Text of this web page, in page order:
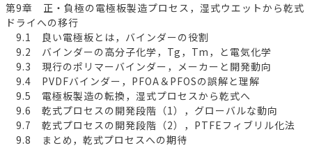
第9章 正・負極の電極板製造プロセス，湿式ウエットから乾式
ドライへの移行
9.1 良い電極板とは，バインダーの役割
9.2 バインダーの高分子化学，Tg，Tm，と電気化学
9.3 現行のポリマーバインダー，メーカーと開発動向
9.4 PVDFバインダー，PFOA＆PFOSの誤解と理解
9.5 電極板製造の転換，湿式プロセスから乾式へ
9.6 乾式プロセスの開発段階（1），グローバルな動向
9.7 乾式プロセスの開発段階（2），PTFEフィブリル化法
9.8 まとめ，乾式プロセスへの期待